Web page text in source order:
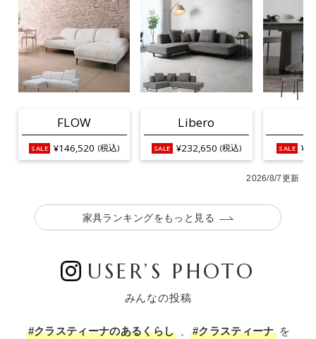
FLOW
¥146,520 (税込)
Libero
¥232,650 (税込)
2026/8/7更新
家具ランキングをもっと見る
USER’S PHOTO
みんなの投稿
#クラスティーナのあるくらし #クラスティーナを